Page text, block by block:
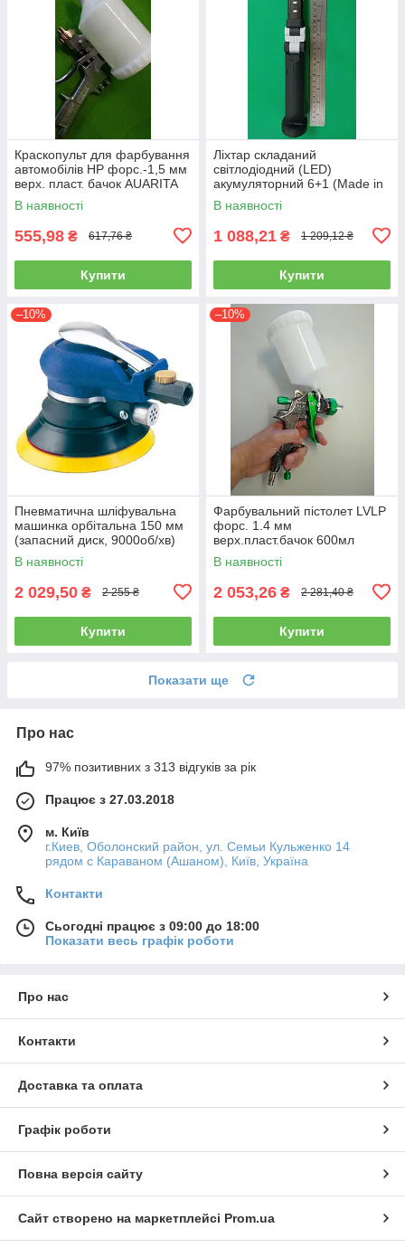
Краскопульт для фарбування
автомобілів HP форс.-1,5 мм
верх. пласт. бачок AUARITA
S-990P-1.8
В наявності
555,98 ₴ 617,76 ₴
Купити
Ліхтар складаний
світлодіодний (LED)
акумуляторний 6+1 (Made in
GERMANY) WL-0601
(ліхтарик, ручний)
В наявності
1 088,21 ₴ 1 209,12 ₴
Купити
–10%
Пневматична шліфувальна
машинка орбітальна 150 мм
(запасний диск, 9000об/хв)
AIRKRAFT AT-980-6V
В наявності
2 029,50 ₴ 2 255 ₴
Купити
–10%
Фарбувальний пістолет LVLP
форс. 1.4 мм
верх.пласт.бачок 600мл
AUARITA L-897-1.4
В наявності
2 053,26 ₴ 2 281,40 ₴
Купити
Показати ще
Про нас
97% позитивних з 313 відгуків за рік
Працює з 27.03.2018
м. Київ
г.Киев, Оболонский район, ул. Семьи Кульженко 14
рядом с Караваном (Ашаном), Київ, Україна
Контакти
Сьогодні працює з 09:00 до 18:00
Показати весь графік роботи
Про нас
Контакти
Доставка та оплата
Графік роботи
Повна версія сайту
Сайт створено на маркетплейсі Prom.ua